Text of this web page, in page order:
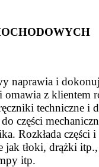
naprawia i
z klientem
techniczne i
części
Rozkłada
jak tłoki, drążki
itp.